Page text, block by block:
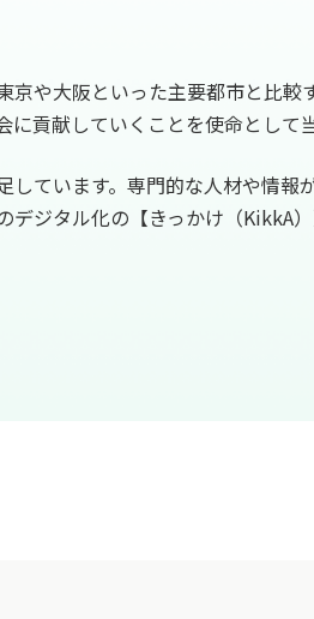
や大阪といった主要都市と比較
貢献していくことを使命として
ています。専門的な人材や情報
ジタル化の【きっかけ（KikkA